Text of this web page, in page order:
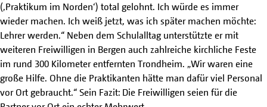
(‚Praktikum im Norden‘) total gelohnt. Ich würde es immer
wieder machen. Ich weiß jetzt, was ich später machen möchte:
Lehrer werden.“ Neben dem Schulalltag unterstützte er mit
weiteren Freiwilligen in Bergen auch zahlreiche kirchliche Feste
im rund 300 Kilometer entfernten Trondheim. „Wir waren eine
große Hilfe. Ohne die Praktikanten hätte man dafür viel Personal
vor Ort gebraucht.“ Sein Fazit: Die Freiwilligen seien für die